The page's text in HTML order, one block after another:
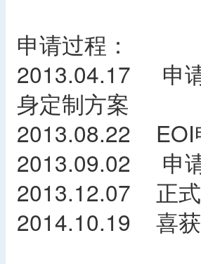
申请过程：
2013.04.17 申请
身定制方案
2013.08.22 EOI
2013.09.02 申
2013.12.07 正
2014.10.19 喜